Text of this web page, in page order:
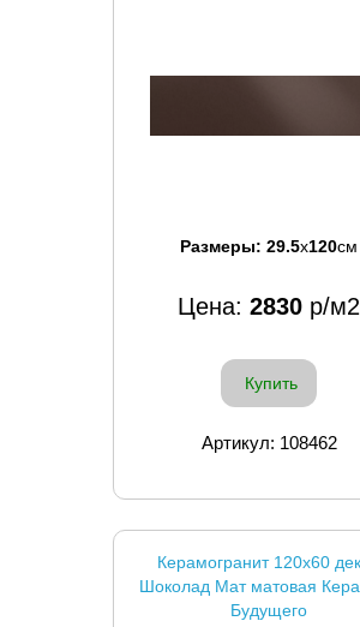
Размеры: 29.5x120см
Цена: 2830 р/м2
Купить
Артикул: 108462
Керамогранит 120x60
Шоколад Мат матовая
Будущего